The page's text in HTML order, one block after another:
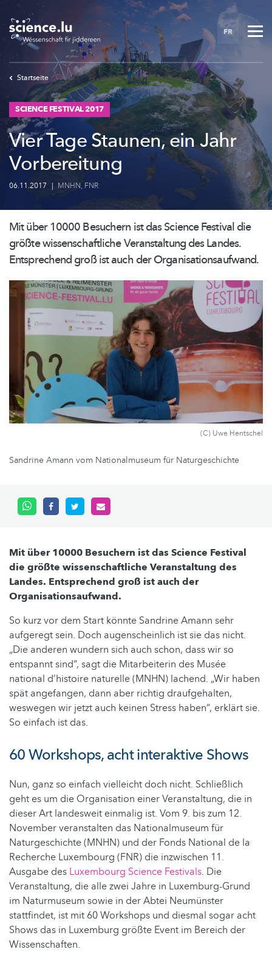
to
main
content
FR
Startseite
SCIENCE FESTIVAL 2017
Vier Tage Staunen, ein Jahr
Vorbereitung
06.11.2017 | MNHN, FNR
Mit über 10000 Besuchern ist das Science Festival die
größtewissenschaftlicheVeranstaltung des Landes.
Entsprechend groß ist auch derOrganisationsaufwand.
(C) Uwe Hentschel
Sandrine Amann vom Nationalmuseum für Naturgeschichte
Mit über 10000 Besuchern ist das Science Festival
die größte wissenschaftliche Veranstaltung des
Landes. Entsprechend groß ist auch der
Organisationsaufwand.
So kurz vor dem Start könnte Sandrine Amann sehr
aufgeregt sein. Doch augenscheinlich ist sie das nicht.
„Die anderen wundern sich auch schon, dass wir so
entspannt sind“, sagt die Mitarbeiterin des Musée
national d’histoire naturelle (MNHN) lachend. „Wir haben
spät angefangen, dann aber richtig draufgehalten,
weswegen wir jetzt auch keinen Stress haben“, erklärt sie.
So einfach ist das.
60 Workshops, acht interaktive Shows
Nun, ganz so einfach vielleicht doch nicht. Schließlich
geht es um die Organisation einer Veranstaltung, die in
dieser Art landesweit einmalig ist. Vom 9. bis zum 12.
November veranstalten das Nationalmuseum für
Naturgeschichte (MNHN) und der Fonds National de la
Recherche Luxembourg (FNR) die inzwischen 11.
Ausgabe des Luxembourg Science Festivals. Die
Veranstaltung, die alle zwei Jahre in Luxemburg-Grund
im Naturmuseum sowie in der Abtei Neumünster
stattfindet, ist mit 60 Workshops und diesmal sogar acht
Shows das in Luxemburg größte Event im Bereich der
Wissenschaften.